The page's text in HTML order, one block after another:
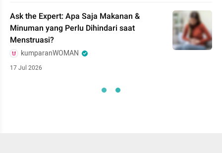
Ask the Expert: Apa Saja Makanan &
Minuman yang Perlu Dihindari saat
Menstruasi?
kumparanWOMAN
17 Jul 2026